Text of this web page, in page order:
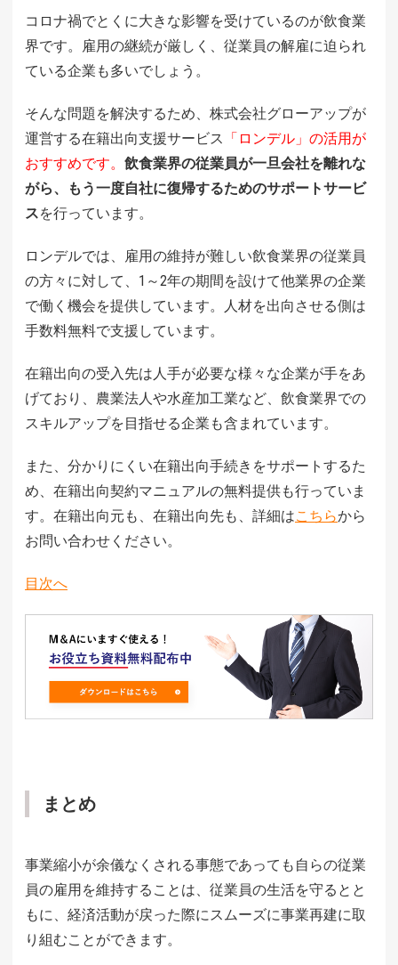
コロナ禍でとくに大きな影響を受けているのが飲食業
界です。雇用の継続が厳しく、従業員の解雇に迫られ
ている企業も多いでしょう。
そんな問題を解決するため、株式会社グローアップが
運営する在籍出向支援サービス 「ロンデル」の活用が
おすすめです。 飲食業界の従業員が一旦会社を離れな
がら、もう一度自社に復帰するためのサポートサービ
スを行っています。
ロンデルでは、雇用の維持が難しい飲食業界の従業員
の方々に対して、1～2年の期間を設けて他業界の企業
で働く機会を提供しています。人材を出向させる側は
手数料無料で支援しています。
在籍出向の受入先は人手が必要な様々な企業が手をあ
げており、農業法人や水産加工業など、飲食業界での
スキルアップを目指せる企業も含まれています。
また、分かりにくい在籍出向手続きをサポートするた
め、在籍出向契約マニュアルの無料提供も行っていま
す。在籍出向元も、在籍出向先も、詳細はこちらから
お問い合わせください。
目次へ
まとめ
事業縮小が余儀なくされる事態であっても自らの従業
員の雇用を維持することは、従業員の生活を守るとと
もに、経済活動が戻った際にスムーズに事業再建に取
り組むことができます。